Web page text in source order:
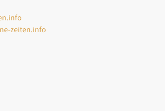
zeiten.info